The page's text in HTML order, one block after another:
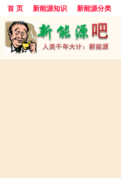
首 页 新能源知识 新能源分类